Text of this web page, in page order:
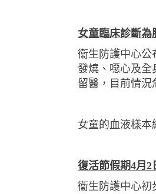
女童臨床診斷為
衞生防護中心公
發燒、噁心及全
留醫，目前情況
女童的血液樣本
復活節假期4月 2
衞生防護中心初